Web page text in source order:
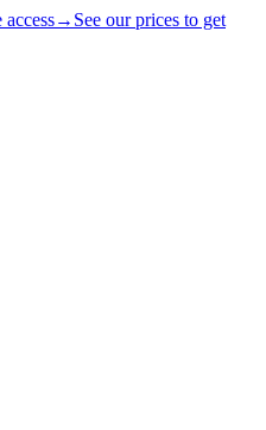
→ See our prices to get